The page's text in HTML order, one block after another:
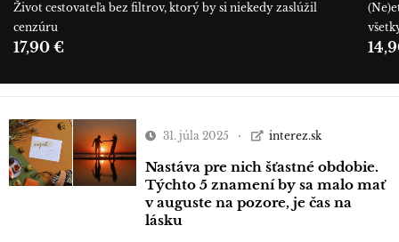
Život cestovateľa bez filtrov, ktorý by si niekedy zaslúžil
cenzúru
17,90 €
31. júla 2025 interez.sk
Nastáva pre nich šťastné obdobie.
Týchto 5 znamení by sa malo mať
v auguste na pozore, je čas na
lásku